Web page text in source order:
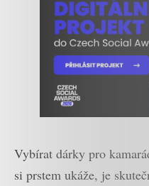
Vybírat dárky pro
si prstem ukáže, je